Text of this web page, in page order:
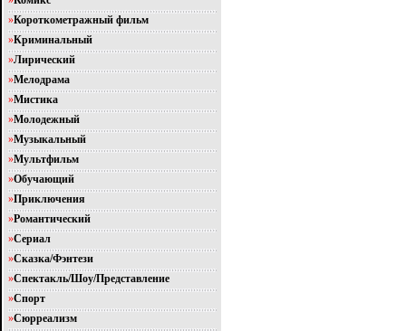
»Короткометражный фильм
»Криминальный
»Лирический
»Мелодрама
»Мистика
»Молодежный
»Музыкальный
»Мультфильм
»Обучающий
»Приключения
»Романтический
»Сериал
»Сказка/Фэнтези
»Спектакль/Шоу/Представление
»Спорт
»Сюрреализм